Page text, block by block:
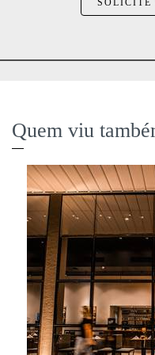
SOLICITE
Quem viu